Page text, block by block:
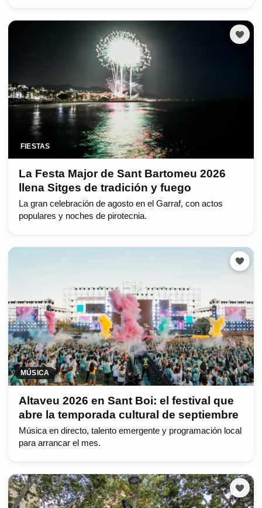
FIESTAS
La Festa Major de Sant Bartomeu 2026
llena Sitges de tradición y fuego
La gran celebración de agosto en el Garraf, con actos
populares y noches de pirotecnia.
MÚSICA
Altaveu 2026 en Sant Boi: el festival que
abre la temporada cultural de septiembre
Música en directo, talento emergente y programación local
para arrancar el mes.